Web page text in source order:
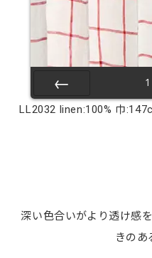
Prev
1
LL2032 linen:100% 巾
深い色合いがより透け感
きのあ